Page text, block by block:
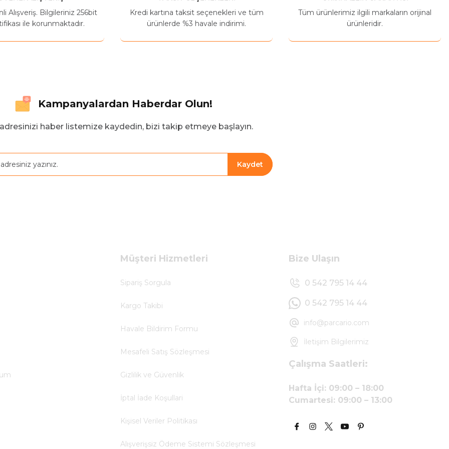
Alışveriş. Bilgileriniz 256bit
ile korunmaktadır.
Kredi kartına taksit seçenekleri ve tüm
ürünlerde %3 havale indirimi.
Tüm ürünlerimiz ilgili markaların orijinal
ürünleridir.
Kampanyalardan Haberdar Olun!
haber listemize kaydedin, bizi takip etmeye başlayın.
Kaydet
Müşteri Hizmetleri
Sipariş Sorgula
Kargo Takibi
Havale Bildirim Formu
Mesafeli Satış Sözleşmesi
Gizlilik ve Güvenlik
İptal İade Koşullari
Kişisel Veriler Politikası
Alışverişsiz Ödeme Sistemi Sözleşmesi
Bize Ulaşın
0 542 795 14 44
0 542 795 14 44
info@parcario.com
İletişim Bilgilerimiz
Çalışma Saatleri:
Hafta İçi: 09:00 – 18:00
Cumartesi: 09:00 – 13:00